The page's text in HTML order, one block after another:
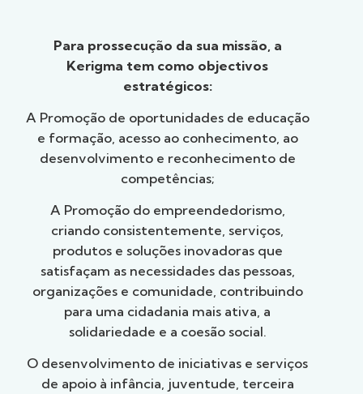
Para prossecução da sua missão, a
Kerigma tem como objectivos
estratégicos:
A Promoção de oportunidades de educação
e formação, acesso ao conhecimento, ao
desenvolvimento e reconhecimento de
competências;
A Promoção do empreendedorismo,
criando consistentemente, serviços,
produtos e soluções inovadoras que
satisfaçam as necessidades das pessoas,
organizações e comunidade, contribuindo
para uma cidadania mais ativa, a
solidariedade e a coesão social.
O desenvolvimento de iniciativas e serviços
de apoio à infância, juventude, terceira